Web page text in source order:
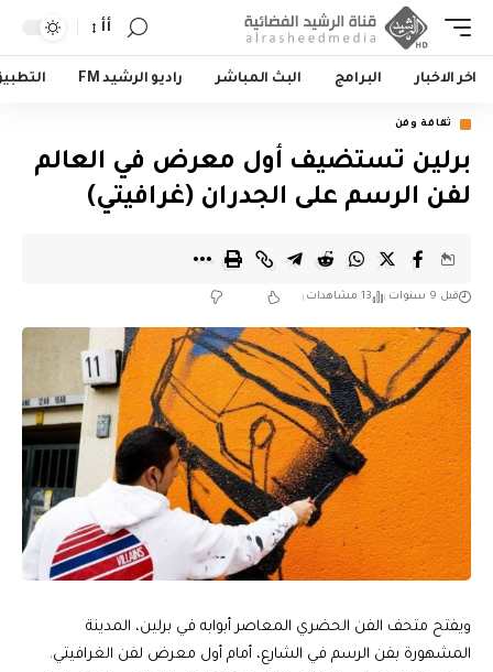
أأ
اخر الاخبار البرامج البث المباشر راديو الرشيد FM
ثقافة وفن
برلين تستضيف أول معرض في العالم
لفن الرسم على الجدران (غرافيتي)
قبل 9 سنوات 13 مشاهدات
ويفتح متحف الفن الحضري المعاصر أبوابه في برلين، المدينة
المشهورة بفن الرسم في الشارع، أمام أول معرض لفن الغرافيتي.